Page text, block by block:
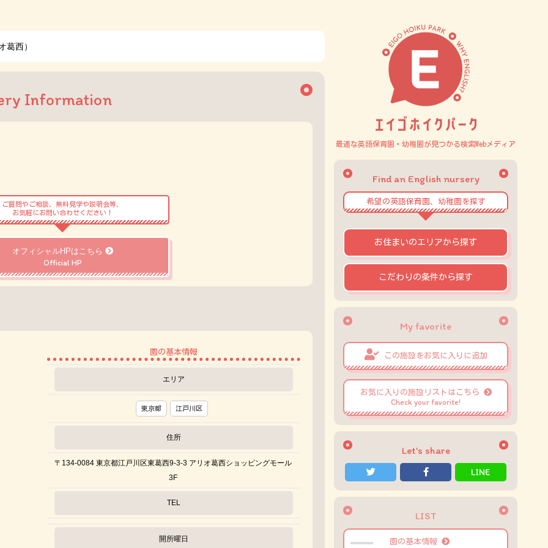
葛西）
Information
ご質問やご相談、無料見学や説明会等、
お気軽にお問い合わせください！
オフィシャルHPはこちら
Official HP
園の基本情報
エリア
東京都 江戸川区
住所
〒134-0084 東京都江戸川区東葛西9-3-3 アリオ葛西ショッピングモール
3F
TEL
開所曜日
最適な英語保育園・幼稚園が見つかる検索Webメディア
Find an English nursery
希望の英語保育園、幼稚園を探す
お住まいのエリアから探す
こだわりの条件から探す
My favorite
この施設をお気に入りに追加
お気に入りの施設リストはこちら
Check your favorite!
Let's share
LINE
LIST
園の基本情報